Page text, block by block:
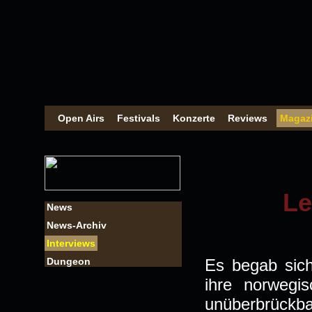
Open Airs Festivals Konzerte Reviews
News
News-Archiv
Interviews
Dungeon
Es begab
ihre